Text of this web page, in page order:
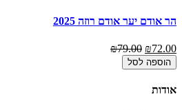
הר אודם יער אודם רוזה 2025
₪72.00
₪79.00
הוספה לסל
אודות